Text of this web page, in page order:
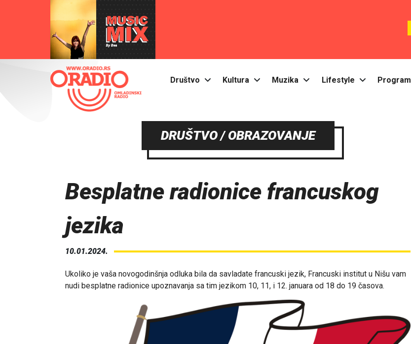
Društvo Kultura Muzika Lifestyle Program
DRUŠTVO / OBRAZOVANJE
Besplatne radionice francuskog
jezika
10.01.2024.
Ukoliko je vaša novogodinšnja odluka bila da savladate francuski jezik, Francuski institut u Nišu vam
nudi besplatne radionice upoznavanja sa tim jezikom 10, 11, i 12. januara od 18 do 19 časova.